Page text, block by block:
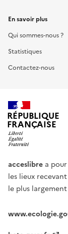
En savoir plus
Qui sommes-nous ?
Statistiques
Contactez-nous
RÉPUBLIQUE
FRANÇAISE
acceslibre a
les lieux
le plus